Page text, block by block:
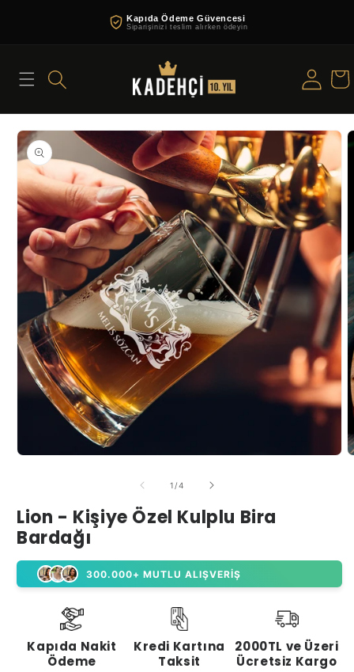
Kapıda Ödeme Güvencesi
Siparişinizi teslim alırken ödeyin
Oturum
aç
Ürün
bilgisine
atla
1 //4
Lion - Kişiye Özel Kulplu Bira
Bardağı
300.000+ MUTLU ALIŞVERİŞ
Kapıda Nakit
Ödeme
Kredi Kartına
Taksit
2000TL ve Üzeri
Ücretsiz Kargo